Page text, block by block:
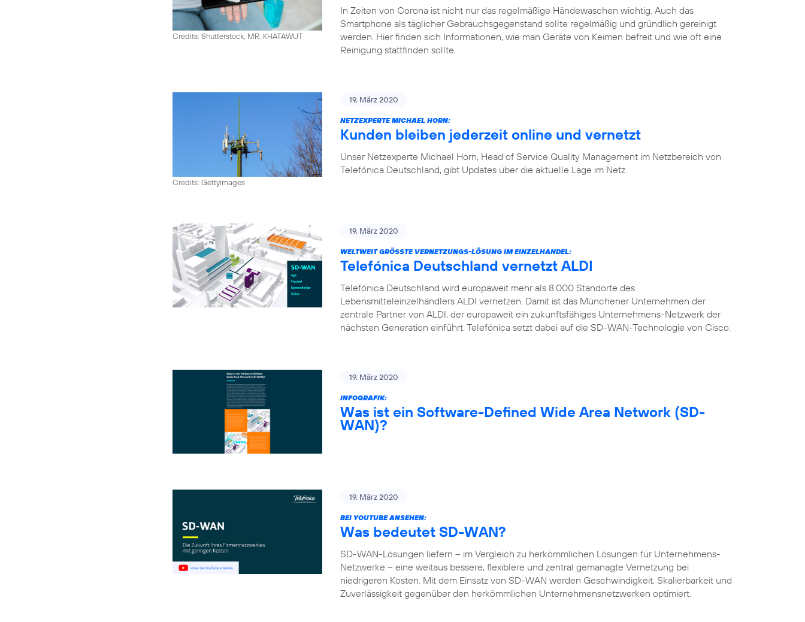
Credits: Shutterstock, MR. KHATAWUT
In Zeiten von Corona ist nicht nur das regelmäßige Händewaschen wichtig. Auch das
Smartphone als täglicher Gebrauchsgegenstand sollte regelmäßig und gründlich gereinigt
werden. Hier finden sich Informationen, wie man Geräte von Keimen befreit und wie oft eine
Reinigung stattfinden sollte.
Credits: Gettyimages
19. März 2020
NETZEXPERTE MICHAEL HORN:
Kunden bleiben jederzeit online und vernetzt
Unser Netzexperte Michael Horn, Head of Service Quality Management im Netzbereich von
Telefónica Deutschland, gibt Updates über die aktuelle Lage im Netz.
19. März 2020
WELTWEIT GRÖSSTE VERNETZUNGS-LÖSUNG IM EINZELHANDEL:
Telefónica Deutschland vernetzt ALDI
Telefónica Deutschland wird europaweit mehr als 8.000 Standorte des
Lebensmitteleinzelhändlers ALDI vernetzen. Damit ist das Münchener Unternehmen der
zentrale Partner von ALDI, der europaweit ein zukunftsfähiges Unternehmens-Netzwerk der
nächsten Generation einführt. Telefónica setzt dabei auf die SD-WAN-Technologie von Cisco.
19. März 2020
INFOGRAFIK:
Was ist ein Software-Defined Wide Area Network (SD-
WAN)?
19. März 2020
BEI YOUTUBE ANSEHEN:
Was bedeutet SD-WAN?
SD-WAN-Lösungen liefern – im Vergleich zu herkömmlichen Lösungen für Unternehmens-
Netzwerke – eine weitaus bessere, flexiblere und zentral gemanagte Vernetzung bei
niedrigeren Kosten. Mit dem Einsatz von SD-WAN werden Geschwindigkeit, Skalierbarkeit und
Zuverlässigkeit gegenüber den herkömmlichen Unternehmensnetzwerken optimiert.